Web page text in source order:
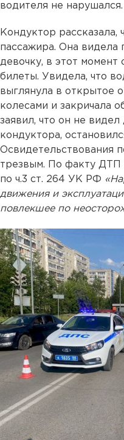
водителя не нарушался.
Кондуктор рассказала,
пассажира. Она
девочку, в этот момент
билеты. Увидела, что
выглянула в открытое
колесами и закричала
заявил, что он не
кондуктора,
Освидетельствования
трезвым. По факту ДТП
по ч.3 ст. 264 УК РФ
движения и
повлекшее по